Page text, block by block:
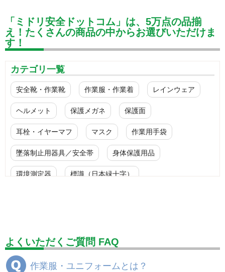
「ミドリ安全ドットコム」は、5万点の品揃
え！たくさんの商品の中からお選びいただけま
す！
カテゴリ一覧
安全靴・作業靴 作業服・作業着 レインウェア
ヘルメット 保護メガネ 保護面
耳栓・イヤーマフ マスク 作業用手袋
墜落制止用器具／安全帯 身体保護用品
環境測定器 標識（日本緑十字）
設備用品・作業補助用品 工事作業用品
分煙対策機器
よくいただくご質問 FAQ
作業服・ユニフォームとは？